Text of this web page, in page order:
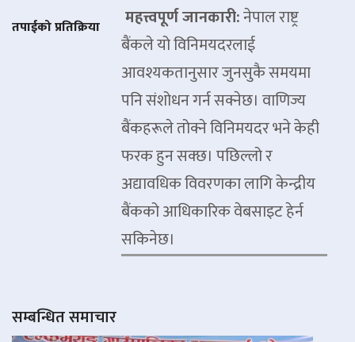
महत्त्वपूर्ण जानकारी:नेपाल राष्ट्र
बैंकले यो विनिमयदरलाई
आवश्यकतानुसार जुनसुकै समयमा
पनि संशोधन गर्न सक्नेछ। वाणिज्य
बैंकहरूले तोक्ने विनिमयदर भने केही
फरक हुन सक्छ। पछिल्लो र
अद्यावधिक विवरणका लागि केन्द्रीय
बैंकको आधिकारिक वेबसाइट हेर्न
सकिनेछ।
तपाईको प्रतिक्रिया
सम्बन्धित समाचार